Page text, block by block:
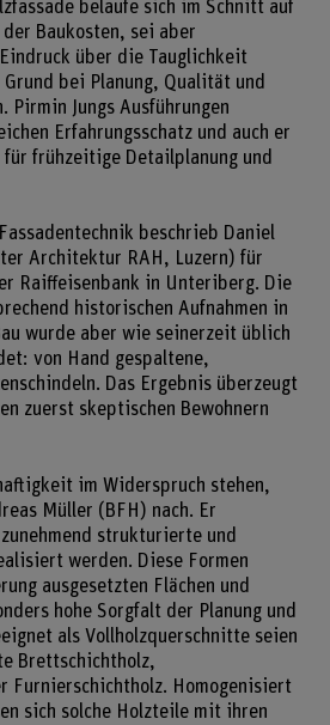
belaufe sich im Schnitt auf
Baukosten, sei aber
über die Tauglichkeit
bei Planung, Qualität und
Pirmin Jungs Ausführungen
Erfahrungsschatz und auch er
frühzeitige Detailplanung und
beschrieb Daniel
Architektur RAH, Luzern) für
Raiffeisenbank in Unteriberg. Die
historischen Aufnahmen in
wurde aber wie seinerzeit üblich
von Hand gespaltene,
Das Ergebnis überzeugt
zuerst skeptischen Bewohnern
im Widerspruch stehen,
Müller (BFH) nach. Er
strukturierte und
werden. Diese Formen
ausgesetzten Flächen und
hohe Sorgfalt der Planung und
als Vollholzquerschnitte seien
Brettschichtholz,
Furnierschichtholz. Homogenisiert
sich solche Holzteile mit ihren